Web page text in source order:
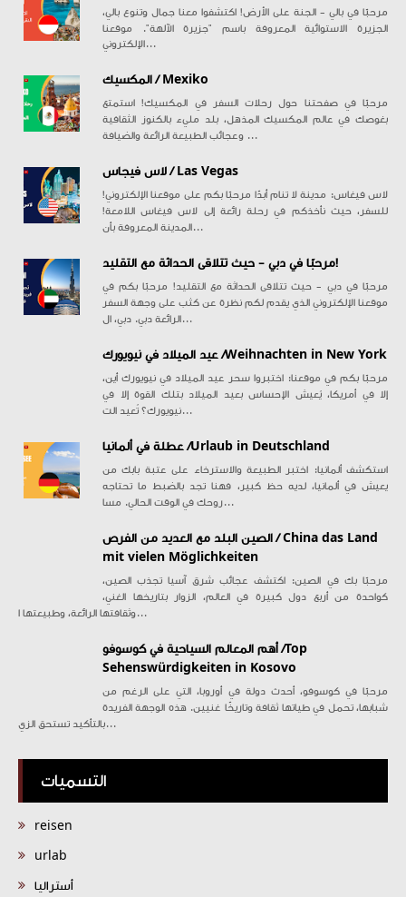
مرحبًا في بالي - الجنة على الأرض! اكتشفوا معنا جمال وتنوع بالي،
الجزيرة الاستوائية المعروفة باسم "جزيرة الآلهة". موقعنا
الإلكتروني...
المكسيك / Mexiko
مرحبًا في صفحتنا حول رحلات السفر في المكسيك! استمتع
بغوصك في عالم المكسيك المذهل، بلد مليء بالكنوز الثقافية
وعجائب الطبيعة الرائعة والضيافة ...
لاس فيجاس / Las Vegas
!لاس فيغاس: مدينة لا تنام أبدًا مرحبًا بكم على موقعنا الإلكتروني
للسفر، حيث نأخذكم في رحلة رائعة إلى لاس فيغاس اللامعة!
المدينة المعروفة بأن...
مرحبًا في دبي - حيث تتلاقى الحداثة مع التقليد!
مرحبًا في دبي - حيث تتلاقى الحداثة مع التقليد! مرحبًا بكم في
موقعنا الإلكتروني الذي يقدم لكم نظرة عن كثب على وجهة السفر
الرائعة دبي. دبي، ال...
عيد الميلاد في نيويورك /Weihnachten in New York
مرحبًا بكم في موقعنا: اختبروا سحر عيد الميلاد في نيويورك أين،
إلا في أمريكا، يُعيش الإحساس بعيد الميلاد بتلك القوة إلا في
نيويورك؟ تُعيد الت...
عطلة في ألمانيا /Urlaub in Deutschland
استكشف ألمانيا: اختبر الطبيعة والاسترخاء على عتبة بابك من
يعيش في ألمانيا، لديه حظ كبير، فهنا تجد بالضبط ما تحتاجه
روحك في الوقت الحالي. مسا...
الصين البلد مع العديد من الفرص / China das Land
mit vielen Möglichkeiten
مرحبًا بك في الصين: اكتشف عجائب شرق آسيا تجذب الصين،
كواحدة من أربع دول كبيرة في العالم، الزوار بتاريخها الغني،
وثقافتها الرائعة، وطبيعتها ا...
أهم المعالم السياحية في كوسوفو /Top
Sehenswürdigkeiten in Kosovo
مرحبًا في كوسوفو، أحدث دولة في أوروبا، التي على الرغم من
شبابها، تحمل في طياتها ثقافة وتاريخًا غنيين. هذه الوجهة الفريدة
بالتأكيد تستحق الزي...
التسميات
reisen
urlab
أستراليا